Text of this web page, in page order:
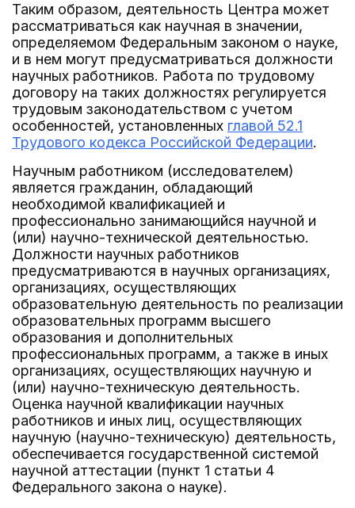
Таким образом, деятельность Центра может
рассматриваться как научная в значении,
определяемом Федеральным законом о науке,
и в нем могут предусматриваться должности
научных работников. Работа по трудовому
договору на таких должностях регулируется
трудовым законодательством с учетом
особенностей, установленных главой 52.1
Трудового кодекса Российской Федерации.
Научным работником (исследователем)
является гражданин, обладающий
необходимой квалификацией и
профессионально занимающийся научной и
(или) научно-технической деятельностью.
Должности научных работников
предусматриваются в научных организациях,
организациях, осуществляющих
образовательную деятельность по реализации
образовательных программ высшего
образования и дополнительных
профессиональных программ, а также в иных
организациях, осуществляющих научную и
(или) научно-техническую деятельность.
Оценка научной квалификации научных
работников и иных лиц, осуществляющих
научную (научно-техническую) деятельность,
обеспечивается государственной системой
научной аттестации (пункт 1 статьи 4
Федерального закона о науке).